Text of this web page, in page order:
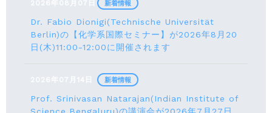
2026年08月07日
Dr. Fabio Dionigi(Technische Universität
Berlin)の【化学系国際セミナー】が2026年8⽉20
⽇(⽊)11:00-12:00に開催されます
新着情報
2026年07月14日
Prof. Srinivasan Natarajan(Indian Institute of
新着情報